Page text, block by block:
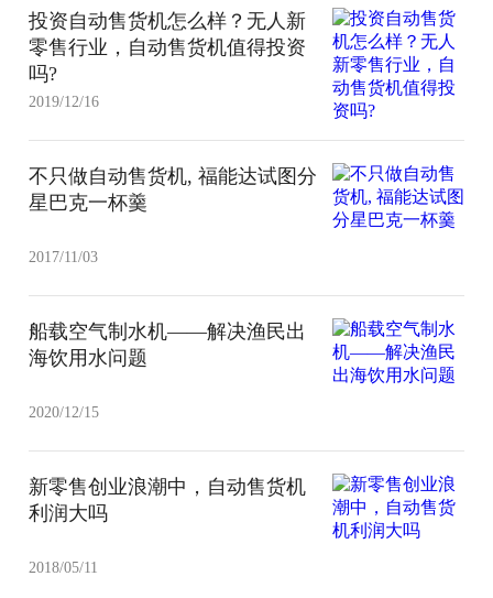
投资自动售货机怎么样？无人新
零售行业，自动售货机值得投资
吗?
2019/12/16
不只做自动售货机, 福能达试图分
星巴克一杯羹
2017/11/03
船载空气制水机——解决渔民出
海饮用水问题
2020/12/15
新零售创业浪潮中，自动售货机
利润大吗
2018/05/11